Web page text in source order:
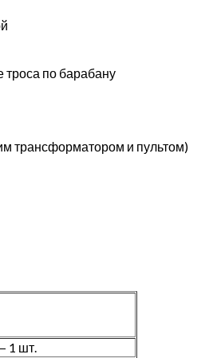
троса по барабану
трансформатором и пультом)
1 шт.